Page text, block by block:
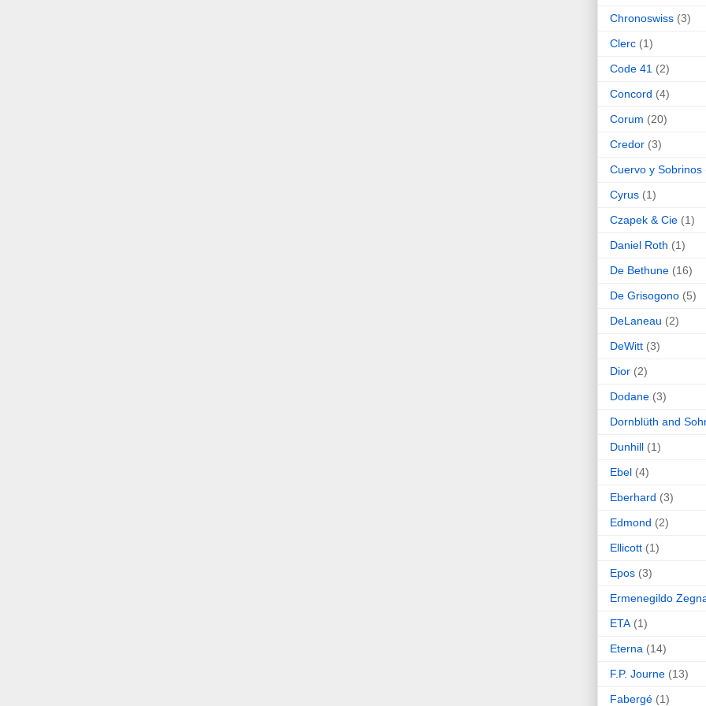
Chronoswiss (3)
Clerc (1)
Code 41 (2)
Concord (4)
Corum (20)
Credor (3)
Cuervo y Sobrinos
Cyrus (1)
Czapek & Cie (1)
Daniel Roth (1)
De Bethune (16)
De Grisogono (5)
DeLaneau (2)
DeWitt (3)
Dior (2)
Dodane (3)
Dornblüth and
Dunhill (1)
Ebel (4)
Eberhard (3)
Edmond (2)
Ellicott (1)
Epos (3)
Ermenegildo
ETA (1)
Eterna (14)
F.P. Journe (13)
Fabergé (1)